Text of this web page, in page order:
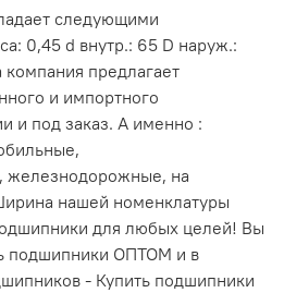
следующими
0,45 d внутр.: 65 D наруж.:
предлагает
и импортного
и под заказ. А именно :
железнодорожные, на
нашей номенклатуры
для любых целей! Вы
подшипники ОПТОМ и в
- Купить подшипники